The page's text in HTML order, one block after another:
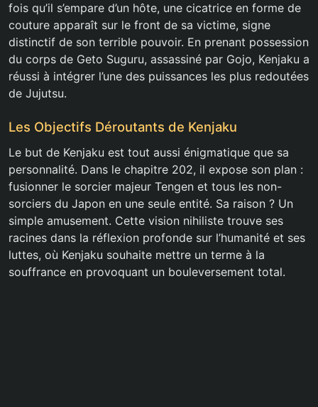
fois qu’il s’empare d’un hôte, une cicatrice en forme de
couture apparaît sur le front de sa victime, signe
distinctif de son terrible pouvoir. En prenant possession
du corps de Geto Suguru, assassiné par Gojo, Kenjaku a
réussi à intégrer l’une des puissances les plus redoutées
de Jujutsu.
Les Objectifs Déroutants de Kenjaku
Le but de Kenjaku est tout aussi énigmatique que sa
personnalité. Dans le chapitre 202, il expose son plan :
fusionner le sorcier majeur Tengen et tous les non-
sorciers du Japon en une seule entité. Sa raison ? Un
simple amusement. Cette vision nihiliste trouve ses
racines dans la réflexion profonde sur l’humanité et ses
luttes, où Kenjaku souhaite mettre un terme à la
souffrance en provoquant un bouleversement total.